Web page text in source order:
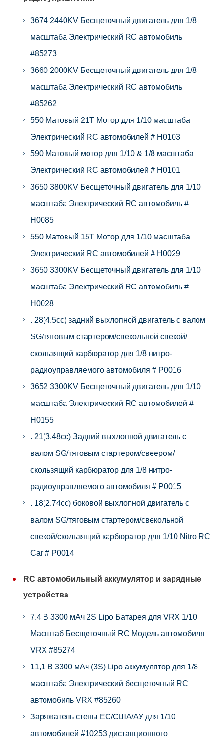
3674 2440KV Бесщеточный двигатель для 1/8
масштаба Электрический RC автомобиль
#85273
3660 2000KV Бесщеточный двигатель для 1/8
масштаба Электрический RC автомобиль
#85262
550 Матовый 21T Мотор для 1/10 масштаба
Электрический RC автомобилей # H0103
590 Матовый мотор для 1/10 & 1/8 масштаба
Электрический RC автомобилей # H0101
3650 3800KV Бесщеточный двигатель для 1/10
масштаба Электрический RC автомобиль #
H0085
550 Матовый 15T Мотор для 1/10 масштаба
Электрический RC автомобилей # H0029
3650 3300KV Бесщеточный двигатель для 1/10
масштаба Электрический RC автомобиль #
H0028
. 28(4.5cc) задний выхлопной двигатель с валом
SG/тяговым стартером/свекольной свекой/
скользящий карбюратор для 1/8 нитро-
радиоуправляемого автомобиля # P0016
3652 3300KV Бесщеточный двигатель для 1/10
масштаба Электрический RC автомобилей #
H0155
. 21(3.48cc) Задний выхлопной двигатель с
валом SG/тяговым стартером/свеером/
скользящий карбюратор для 1/8 нитро-
радиоуправляемого автомобиля # P0015
. 18(2.74cc) боковой выхлопной двигатель с
валом SG/тяговым стартером/свекольной
свекой/скользящий карбюратор для 1/10 Nitro RC
Car # P0014
RC автомобильный аккумулятор и зарядные
устройства
7,4 В 3300 мАч 2S Lipo Батарея для VRX 1/10
Масштаб Бесщеточный RC Модель автомобиля
VRX #85274
11,1 В 3300 мАч (3S) Lipo аккумулятор для 1/8
масштаба Электрический бесщеточный RC
автомобиль VRX #85260
Заряжатель стены ЕС/США/АУ для 1/10
автомобилей #10253 дистанционного